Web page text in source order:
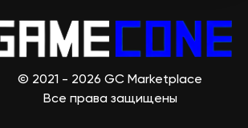
© 2021 - 2026 GC Marketplace
Все права защищены